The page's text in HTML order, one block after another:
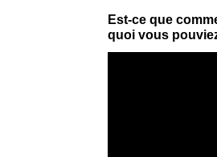
Est-ce que
quoi vous